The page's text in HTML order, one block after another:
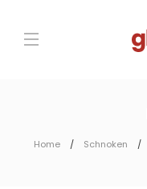
Home Schnoken